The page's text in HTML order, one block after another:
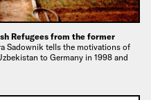
Refugees from the former
Sadownik tells the motivations of
to Germany in 1998 and